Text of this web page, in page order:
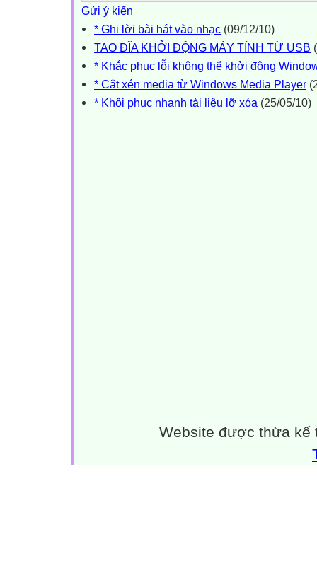
Gửi ý kiến
* Ghi lời bài hát vào nhạc (09/12/10)
TAO ĐĨA KHỞI ĐỘNG MÁY TÍNH TỪ USB
* Khắc phục lỗi không thể khởi động
* Cắt xén media từ Windows Media Player
* Khôi phục nhanh tài liệu lỡ xóa (25/05/10)
Website được thừa